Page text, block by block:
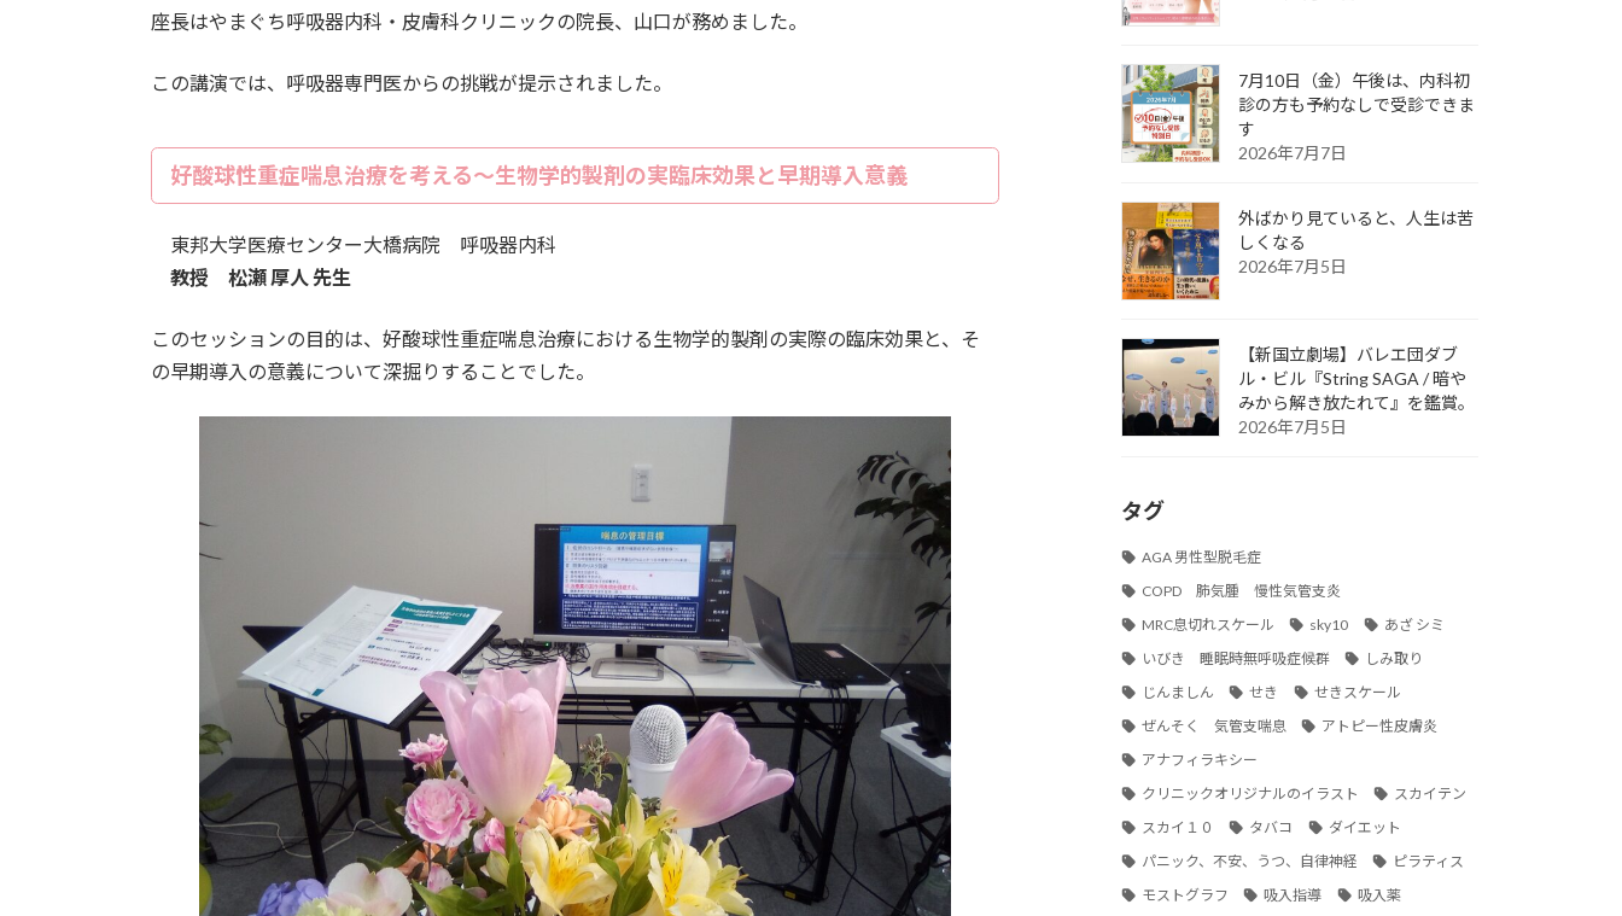
座長はやまぐち呼吸器内科・皮膚科クリニックの院長、山口が務めました。
この講演では、呼吸器専門医からの挑戦が提示されました。
好酸球性重症喘息治療を考える～生物学的製剤の実臨床効果と早期導入意義
東邦大学医療センター大橋病院 呼吸器内科
教授 松瀬 厚人 先生
このセッションの目的は、好酸球性重症喘息治療における生物学的製剤の実際の臨床効果と、そ
の早期導入の意義について深掘りすることでした。
7月10日（金）午後は、内科初
診の方も予約なしで受診できま
す
2026年7月7日
外ばかり見ていると、人生は苦
しくなる
2026年7月5日
【新国立劇場】バレエ団ダブ
ル・ビル『String SAGA / 暗や
みから解き放たれて』を鑑賞。
2026年7月5日
タグ
AGA 男性型脱毛症
COPD 肺気腫 慢性気管支炎
MRC息切れスケール
sky10
あざ シミ
いびき 睡眠時無呼吸症候群
しみ取り
じんましん
せき
せきスケール
ぜんそく 気管支喘息
アトピー性皮膚炎
アナフィラキシー
クリニックオリジナルのイラスト
スカイテン
スカイ１０
タバコ
ダイエット
パニック、不安、うつ、自律神経
ピラティス
モストグラフ
吸入指導
吸入薬